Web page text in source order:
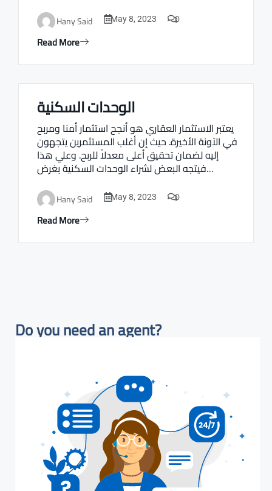
Hany Said May 8, 2023 0
Read More
Real estate Estate ville
الوحدات السكنية
يعتبر الاستثمار العقاري هو أنجح استثمار أمنا ومربح
في الآونة الأخيرة. حيث إن أغلب المستثمرين يتجهون
إليه لضمان تحقيق أعلى معدلاً للربح. وعلي هذا
فيتجه البعض لشراء الوحدات السكنية بغرض…
Hany Said May 8, 2023 0
Read More
Do you need an agent?​